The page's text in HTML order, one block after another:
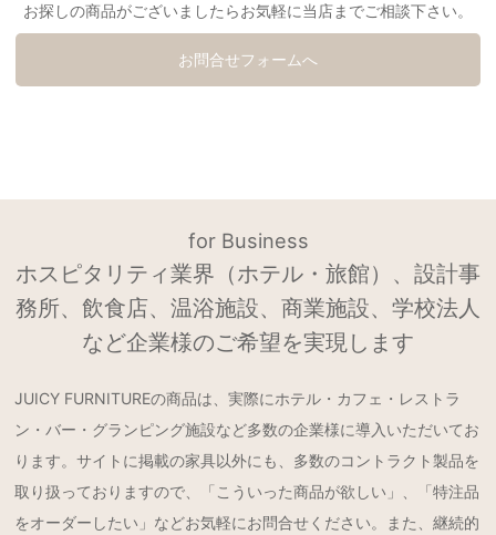
お探しの商品がございましたらお気軽に当店までご相談下さい。
お問合せフォームへ
for Business
ホスピタリティ業界（ホテル・旅館）、設計事
務所、飲食店、温浴施設、商業施設、学校法人
など企業様のご希望を実現します
JUICY FURNITUREの商品は、実際にホテル・カフェ・レストラ
ン・バー・グランピング施設など多数の企業様に導入いただいてお
ります。サイトに掲載の家具以外にも、多数のコントラクト製品を
取り扱っておりますので、「こういった商品が欲しい」、「特注品
をオーダーしたい」などお気軽にお問合せください。また、継続的